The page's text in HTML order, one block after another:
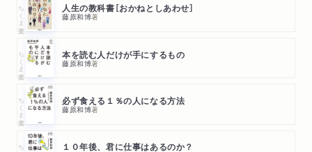
ちくま文庫 人生の教科書［おかねとしあわせ］
藤原和博著
ちくま文庫 本を読む人だけが手にするもの
藤原和博著
ちくま文庫 必ず食える１％の人になる方法
藤原和博著
１０年後、君に仕事はあるのか？